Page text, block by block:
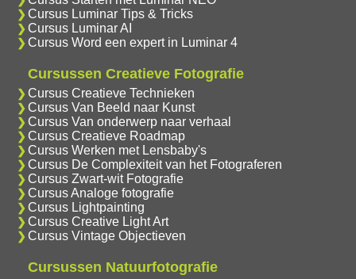
Cursus Luminar Tips & Tricks
Cursus Luminar AI
Cursus Word een expert in Luminar 4
Cursussen Creatieve Fotografie
Cursus Creatieve Technieken
Cursus Van Beeld naar Kunst
Cursus Van onderwerp naar verhaal
Cursus Creatieve Roadmap
Cursus Werken met Lensbaby's
Cursus De Complexiteit van het Fotograferen
Cursus Zwart-wit Fotografie
Cursus Analoge fotografie
Cursus Lightpainting
Cursus Creative Light Art
Cursus Vintage Objectieven
Cursussen Natuurfotografie